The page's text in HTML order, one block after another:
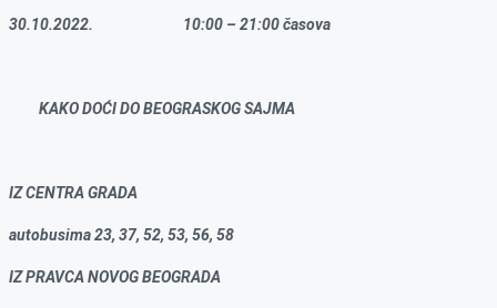
30.10.2022. 10:00 – 21:00 časova
KAKO DOĆI DO BEOGRASKOG SAJMA
IZ CENTRA GRADA
autobusima 23, 37, 52, 53, 56, 58
IZ PRAVCA NOVOG BEOGRADA